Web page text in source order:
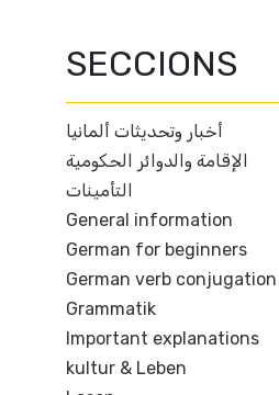
SECCIONS
أخبار وتحديثات ألمانيا
الإقامة والدوائر الحكومية
التأمينات
General information
German for beginners
German verb conjugation
Grammatik
Important explanations
kultur & Leben